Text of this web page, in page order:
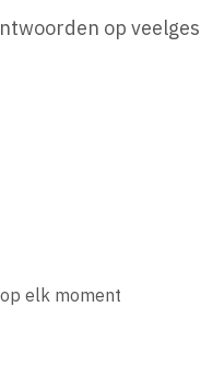
op
elk moment